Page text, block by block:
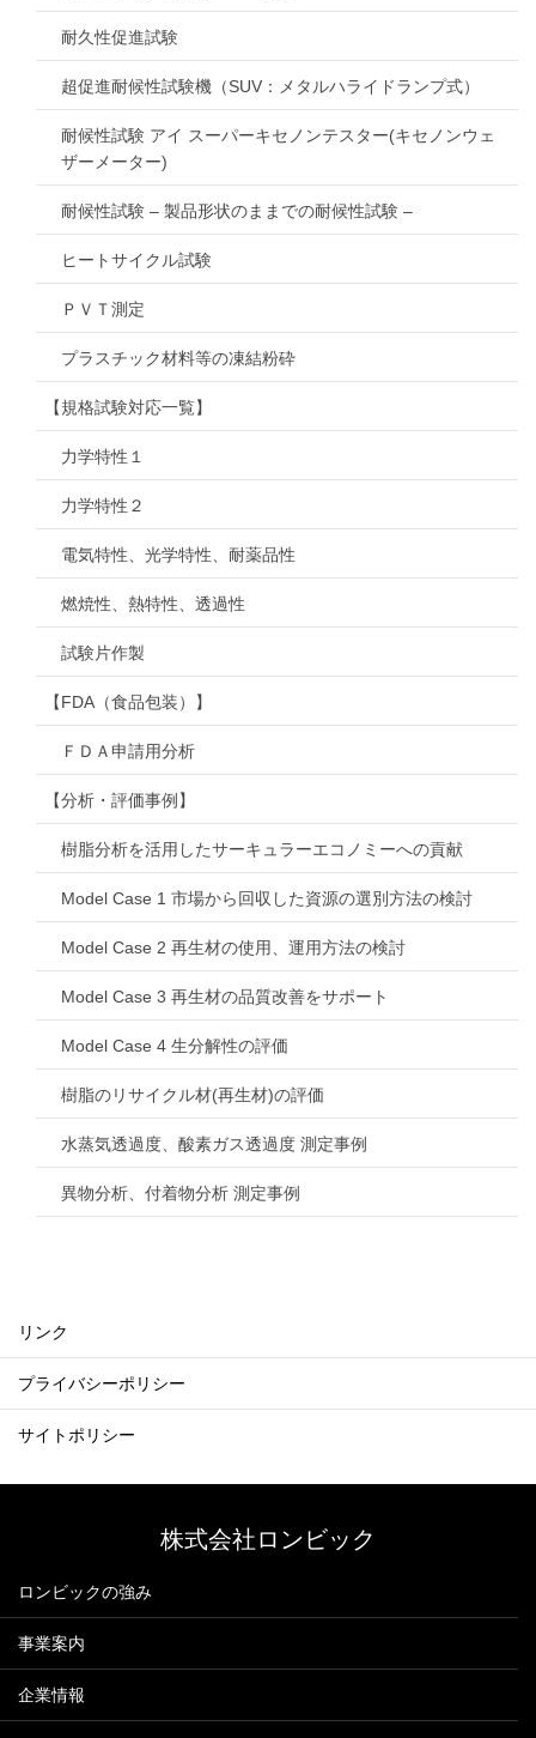
耐久性促進試験
超促進耐候性試験機（SUV：メタルハライドランプ式）
耐候性試験 アイ スーパーキセノンテスター(キセノンウェ
ザーメーター)
耐候性試験 – 製品形状のままでの耐候性試験 –
ヒートサイクル試験
ＰＶＴ測定
プラスチック材料等の凍結粉砕
【規格試験対応一覧】
力学特性１
力学特性２
電気特性、光学特性、耐薬品性
燃焼性、熱特性、透過性
試験片作製
【FDA（食品包装）】
ＦＤＡ申請用分析
【分析・評価事例】
樹脂分析を活用したサーキュラーエコノミーへの貢献
Model Case 1 市場から回収した資源の選別方法の検討
Model Case 2 再生材の使用、運用方法の検討
Model Case 3 再生材の品質改善をサポート
Model Case 4 生分解性の評価
樹脂のリサイクル材(再生材)の評価
水蒸気透過度、酸素ガス透過度 測定事例
異物分析、付着物分析 測定事例
リンク
プライバシーポリシー
サイトポリシー
株式会社ロンビック
ロンビックの強み
事業案内
企業情報